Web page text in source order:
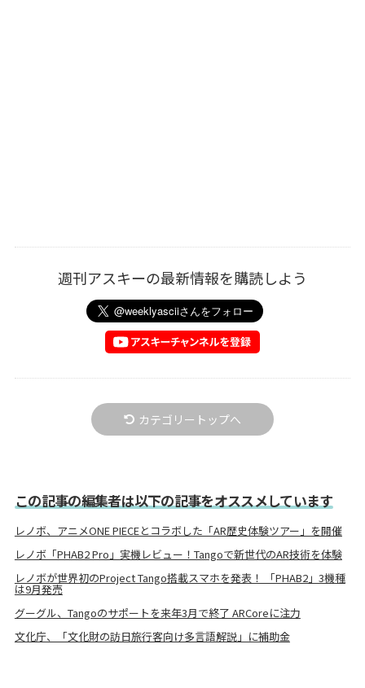
週刊アスキーの最新情報を購読しよう
カテゴリートップへ
この記事の編集者は以下の記事をオススメしています
レノボ、アニメONE PIECEとコラボした「AR歴史体験ツアー」を開催
レノボ「PHAB2 Pro」実機レビュー！Tangoで新世代のAR技術を体験
レノボが世界初のProject Tango搭載スマホを発表！ 「PHAB2」3機種
は9月発売
グーグル、Tangoのサポートを来年3月で終了 ARCoreに注力
文化庁、「文化財の訪日旅行客向け多言語解説」に補助金